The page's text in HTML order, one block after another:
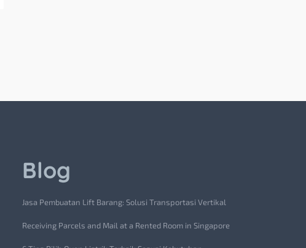
Blog
Jasa Pembuatan Lift Barang: Solusi Transportasi Vertikal
Receiving Parcels and Mail at a Rented Room in Singapore